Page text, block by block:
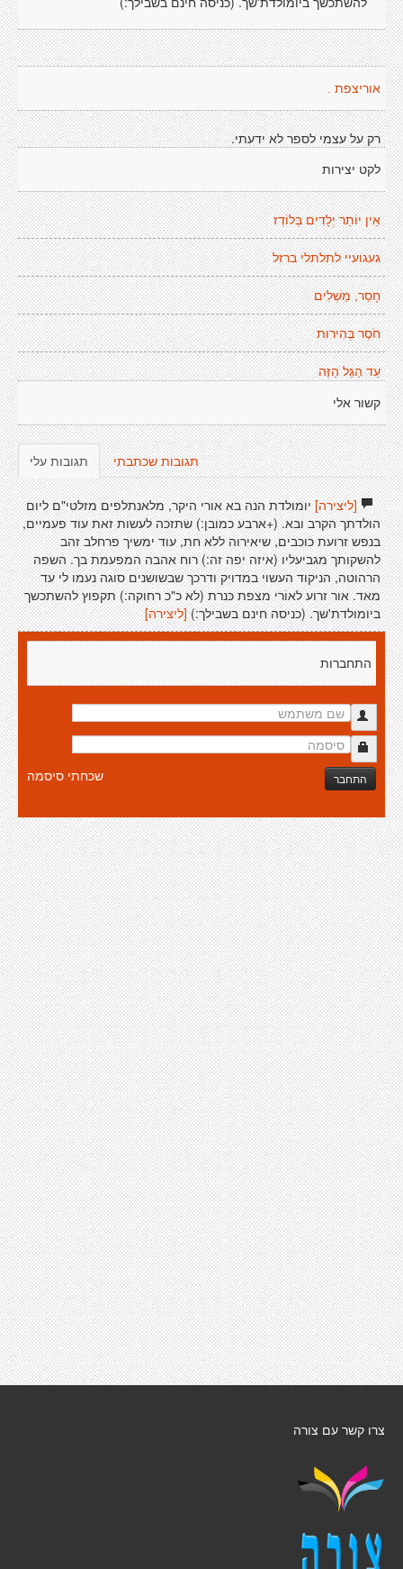
אוריצפת .
רק על עצמי לספר לא ידעתי.
לקט יצירות
אֵין יוֹתֵר יְלָדִים בְּלוֹדְז
געגועיי לתלתלי ברזל
חָסֵר, מַשְׁלִים
חֹסֶר בְּהִירוּת
עֵד הַגַּל הַזֶּה
קשור אלי
תגובות עלי תגובות שכתבתי
[ליצירה]יומולדת הנה בא אורי היקר, מלאנתלפים מזלטי"ם ליום
הולדתך הקרב ובא. (+ארבע כמובן:) שתזכה לעשות זאת עוד פעמיים,
בנפש זרועת כוכבים, שיאירוה ללא חת, עוד ימשיך פרחלב זהב
להשקותך מגביעליו (איזה יפה זה:) רוח אהבה המפעמת בך. השפה
הרהוטה, הניקוד העשוי במדויק ודרכך שבשושנים סוגה נעמו לי עד
מאד. אור זרוע לאוֹרי מצפת כּנרת (לא כ"כ רחוקה:) תקפוץ להשתכשך
ביומולדת'שך. (כניסה חינם בשבילך:) [ליצירה]
התחברות
התחבר שכחתי סיסמה
צרו קשר עם צורה